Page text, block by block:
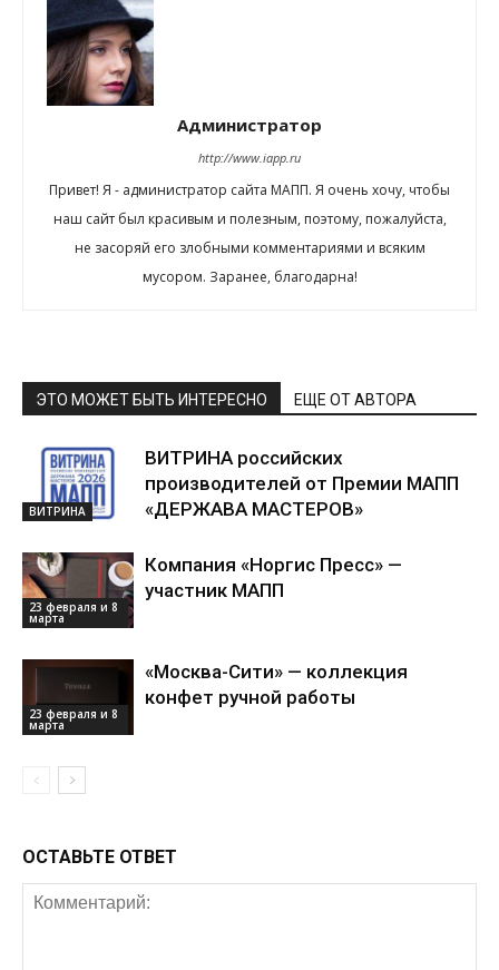
Администратор
http://www.iapp.ru
Привет! Я - администратор сайта МАПП. Я очень хочу, чтобы
наш сайт был красивым и полезным, поэтому, пожалуйста,
не засоряй его злобными комментариями и всяким
мусором. Заранее, благодарна!
ЭТО МОЖЕТ БЫТЬ ИНТЕРЕСНО ЕЩЕ ОТ АВТОРА
ВИТРИНА
ВИТРИНА российских
производителей от Премии МАПП
«ДЕРЖАВА МАСТЕРОВ»
23 февраля и 8
марта
Компания «Норгис Пресс» —
участник МАПП
23 февраля и 8
марта
«Москва-Сити» — коллекция
конфет ручной работы
ОСТАВЬТЕ ОТВЕТ